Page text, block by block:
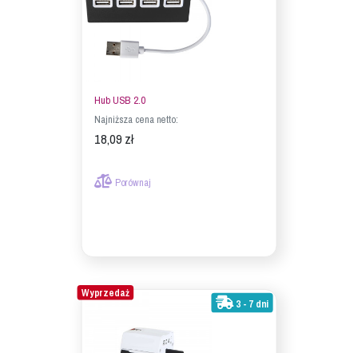
Hub USB 2.0
Najniższa cena netto:
18,09 zł
Porównaj
3 - 7 dni
Wyprzedaż